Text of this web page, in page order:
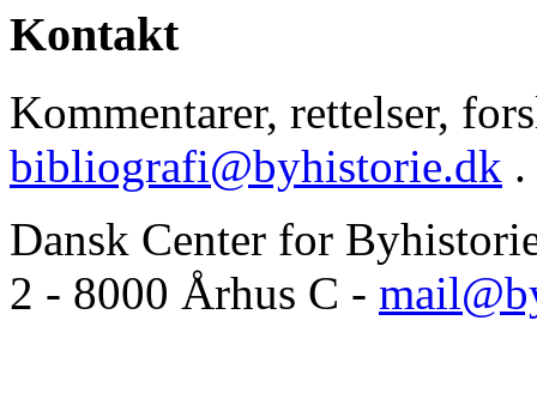
Kontakt
Kommentarer, rettelser,
bibliografi@byhistorie.dk .
Dansk Center for
2 - 8000 Århus C -